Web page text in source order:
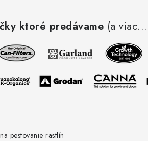
ktoré predávame (a
pestovanie rastlín